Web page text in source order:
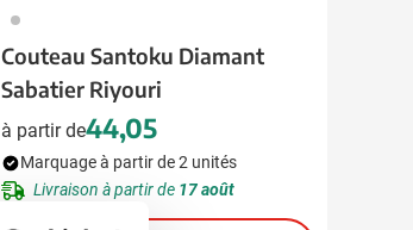
032
Couteau Santoku Diamant
Sabatier Riyouri
à partir de44,05
Marquage à partir de 2 unités
Livraison à partir de 17 août